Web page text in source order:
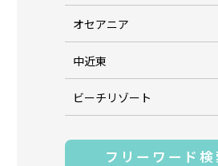
オセアニア
中近東
ビーチリゾート
フリーワード検